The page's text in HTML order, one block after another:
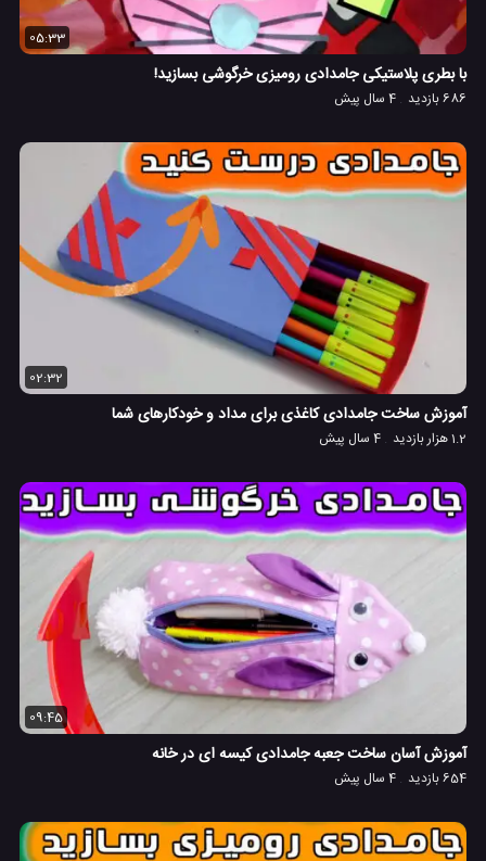
05:33
با بطری پلاستیکی جامدادی رومیزی خرگوشی بسازید!
686 بازدید 4 سال پیش
02:32
آموزش ساخت جامدادی کاغذی برای مداد و خودکارهای شما
1.2 هزار بازدید 4 سال پیش
09:45
آموزش آسان ساخت جعبه جامدادی کیسه ای در خانه
654 بازدید 4 سال پیش